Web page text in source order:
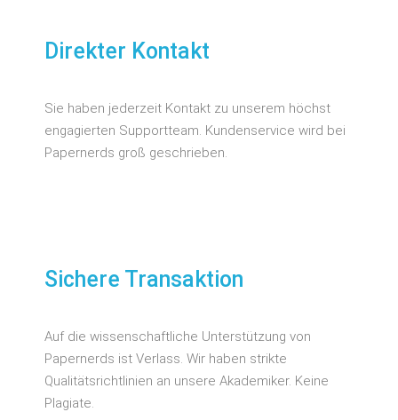
Direkter Kontakt
Sie haben jederzeit Kontakt zu unserem höchst
engagierten Supportteam. Kundenservice wird bei
Papernerds groß geschrieben.
Sichere Transaktion
Auf die wissenschaftliche Unterstützung von
Papernerds ist Verlass. Wir haben strikte
Qualitätsrichtlinien an unsere Akademiker. Keine
Plagiate.